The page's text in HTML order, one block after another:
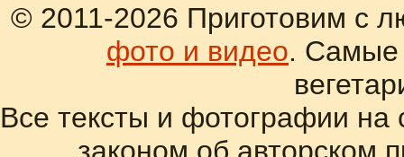
© 2011-2026 Приготовим с
фото и видео. Самые
Все тексты и фотографии